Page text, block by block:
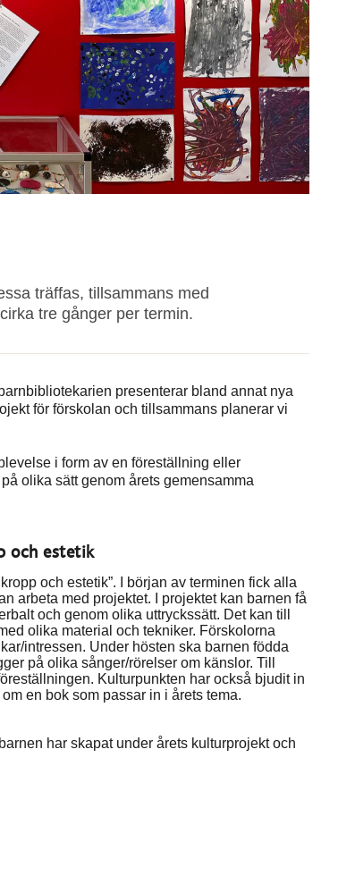
träffas, tillsammans med
tre gånger per termin.
presenterar bland annat nya
för förskolan och tillsammans planerar vi
i form av en föreställning eller
olika sätt genom årets gemensamma
och estetik
och estetik”. I början av terminen fick alla
arbeta med projektet. I projektet kan barnen få
och genom olika uttryckssätt. Det kan till
olika material och tekniker. Förskolorna
intressen. Under hösten ska barnen födda
på olika sånger/rörelser om känslor. Till
Kulturpunkten har också bjudit in
en bok som passar in i årets tema.
har skapat under årets kulturprojekt och